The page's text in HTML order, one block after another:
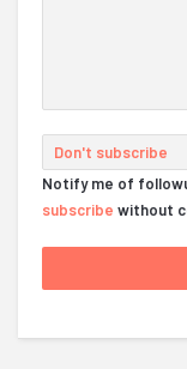
Notify me of
subscribe without